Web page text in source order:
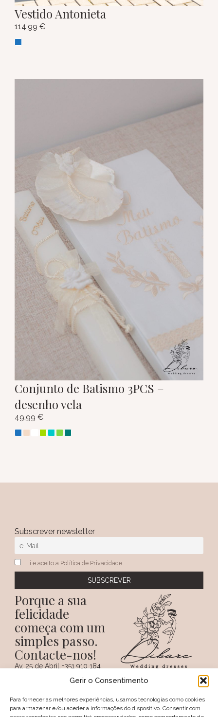
Gerir o Consentimento
Para fornecer as melhores experiências, usamos tecnologias como cookies
para armazenar e/ou aceder a informações do dispositivo. Consentir com
Vestido Antonieta
114,99 €
Conjunto de Batismo 3PCS –
desenho vela
49,99 €
Subscrever newsletter
Li e aceito a Política de Privacidade
Porque a sua
felicidade
começa com um
simples passo.
Contacte-nos!
Av. 25 de Abril,
PORTUGAL
+351 910 184
(Chamada para a
nacional)
+351 274 094
097
SOCIAIS